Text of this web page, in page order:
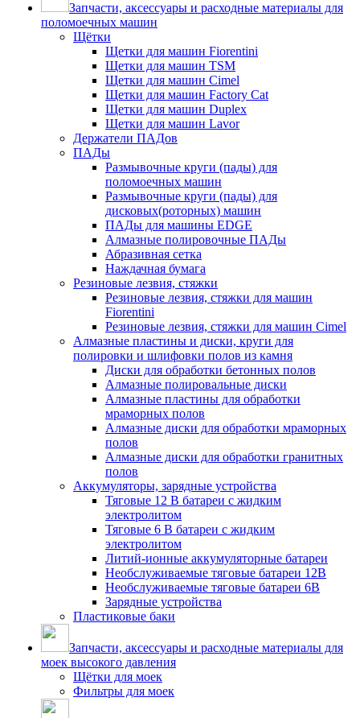
Запчасти, аксессуары и расходные материалы для
поломоечных машин
Щётки
Щетки для машин Fiorentini
Щетки для машин TSM
Щетки для машин Cimel
Щетки для машин Factory Cat
Щетки для машин Duplex
Щетки для машин Lavor
Держатели ПАДов
ПАДы
Размывочные круги (пады) для
поломоечных машин
Размывочные круги (пады) для
дисковых(роторных) машин
ПАДы для машины EDGE
Алмазные полировочные ПАДы
Абразивная сетка
Наждачная бумага
Резиновые лезвия, стяжки
Резиновые лезвия, стяжки для машин
Fiorentini
Резиновые лезвия, стяжки для машин Cimel
Алмазные пластины и диски, круги для
полировки и шлифовки полов из камня
Диски для обработки бетонных полов
Алмазные полировальные диски
Алмазные пластины для обработки
мраморных полов
Алмазные диски для обработки мраморных
полов
Алмазные диски для обработки гранитных
полов
Аккумуляторы, зарядные устройства
Тяговые 12 В батареи с жидким
электролитом
Тяговые 6 В батареи с жидким
электролитом
Литий-ионные аккумуляторные батареи
Необслуживаемые тяговые батареи 12В
Необслуживаемые тяговые батареи 6В
Зарядные устройства
Пластиковые баки
Запчасти, аксессуары и расходные материалы для
моек высокого давления
Щётки для моек
Фильтры для моек